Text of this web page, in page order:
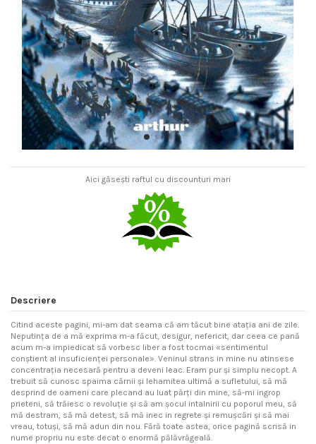
Aici găsești raftul cu discounturi mari
Descriere
Citind aceste pagini, mi-am dat seama că am tăcut bine ataţia ani de zile.
Neputinţa de a mă exprima m-a făcut, desigur, nefericit, dar ceea ce pană
acum m-a impiedicat să vorbesc liber a fost tocmai «sentimentul
conştient al insuficienţei personale». Veninul strans in mine nu atinsese
concentraţia necesară pentru a deveni leac. Eram pur şi simplu necopt. A
trebuit să cunosc spaima cărnii şi lehamitea ultimă a sufletului, să mă
desprind de oameni care plecand au luat părţi din mine, să-mi ingrop
prieteni, să trăiesc o revoluţie şi să am şocul intalnirii cu poporul meu, să
mă destram, să mă detest, să mă inec in regrete şi remuşcări şi să mai
vreau, totuşi, să mă adun din nou. Fără toate astea, orice pagină scrisă in
nume propriu nu este decat o enormă pălăvrăgeală.